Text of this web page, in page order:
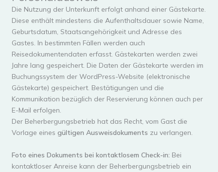
Die Nutzung der Unterkunft erfolgt anhand einer Gästekarte.
Diese enthält mindestens die Aufenthaltsdauer sowie Name,
Geburtsdatum, Staatsangehörigkeit und Adresse des
Gastes. In bestimmten Fällen werden auch
Reisedokumentendaten erfasst. Gästekarten werden zwei
Jahre lang gespeichert. Die Daten der Gästekarte werden im
Buchungssystem der WordPress-Website (elektronische
Gästekarte) gespeichert. Bestätigungen und die
Kommunikation bezüglich der Reservierung können auch per
E-Mail erfolgen.
Der Beherbergungsbetrieb hat das Recht, vom Gast die
Vorlage eines gültigen Ausweisdokuments zu verlangen.
Foto eines Dokuments bei kontaktlosem Check-in: Bei
kontaktloser Anreise kann der Beherbergungsbetrieb ein